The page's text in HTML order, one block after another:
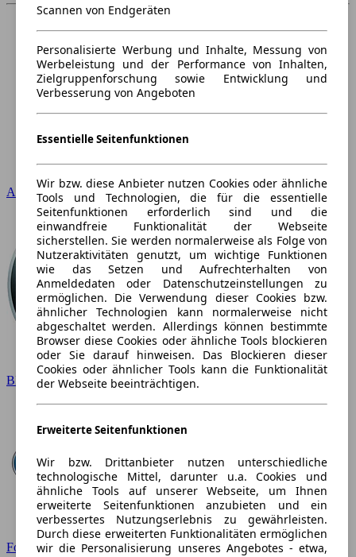
Audi
BMW
Ford
Scannen von Endgeräten
Personalisierte Werbung und Inhalte, Messung von
Werbeleistung und der Performance von Inhalten,
Zielgruppenforschung sowie Entwicklung und
Verbesserung von Angeboten
Essentielle Seitenfunktionen
Wir bzw. diese Anbieter nutzen Cookies oder ähnliche
Tools und Technologien, die für die essentielle
Seitenfunktionen erforderlich sind und die
einwandfreie Funktionalität der Webseite
sicherstellen. Sie werden normalerweise als Folge von
Nutzeraktivitäten genutzt, um wichtige Funktionen
wie das Setzen und Aufrechterhalten von
Anmeldedaten oder Datenschutzeinstellungen zu
ermöglichen. Die Verwendung dieser Cookies bzw.
ähnlicher Technologien kann normalerweise nicht
abgeschaltet werden. Allerdings können bestimmte
Browser diese Cookies oder ähnliche Tools blockieren
oder Sie darauf hinweisen. Das Blockieren dieser
Cookies oder ähnlicher Tools kann die Funktionalität
der Webseite beeinträchtigen.
Erweiterte Seitenfunktionen
Wir bzw. Drittanbieter nutzen unterschiedliche
technologische Mittel, darunter u.a. Cookies und
ähnliche Tools auf unserer Webseite, um Ihnen
erweiterte Seitenfunktionen anzubieten und ein
verbessertes Nutzungserlebnis zu gewährleisten.
Durch diese erweiterten Funktionalitäten ermöglichen
wir die Personalisierung unseres Angebotes - etwa,